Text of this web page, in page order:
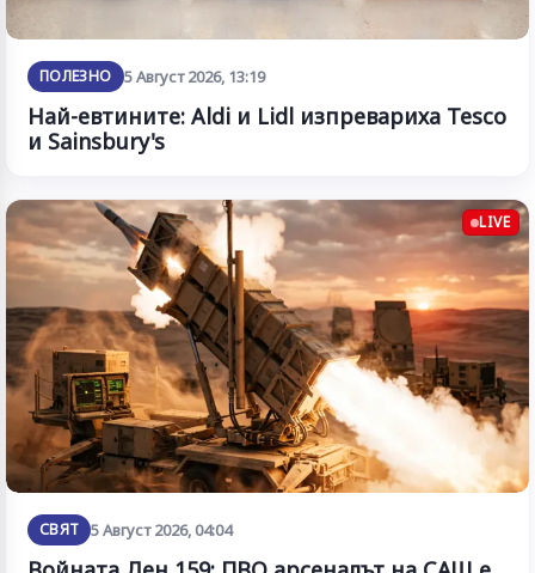
ПОЛЕЗНО 5 Август 2026, 13:19
Най-евтините: Aldi и Lidl изпревариха Tesco
и Sainsbury's
LIVE
СВЯТ 5 Август 2026, 04:04